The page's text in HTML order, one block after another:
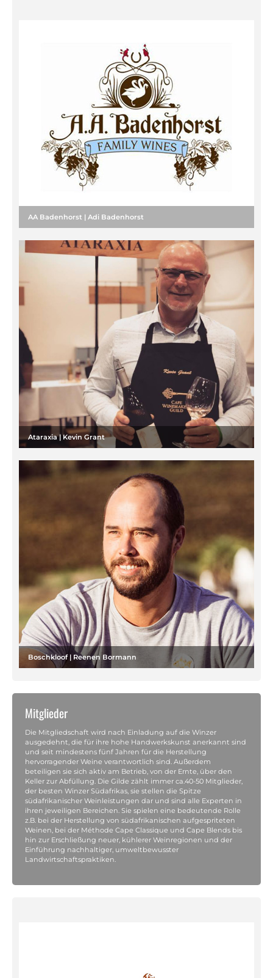
AA Badenhorst | Adi Badenhorst
Ataraxia | Kevin Grant
Boschkloof | Reenen Bormann
Mitglieder
Die Mitgliedschaft wird nach Einladung auf die Winzer
ausgedehnt, die für ihre hohe Handwerkskunst anerkannt sind
und seit mindestens fünf Jahren für die Herstellung
hervorragender Weine verantwortlich sind. Außerdem
beteiligen sie sich aktiv am Betrieb, von der Ernte, über den
Keller zur Abfüllung. Die Gilde zählt immer ca.40-50 Mitglieder,
der besten Winzer Südafrikas, sie stellen die Spitze
südafrikanischer Weinleistungen dar und sind alle Experten in
ihren jeweiligen Bereichen. Sie spielen eine bedeutende Rolle
z.B. bei der Herstellung von südafrikanischen aufgespriteten
Weinen, bei der Méthode Cape Classique und Cape Blends bis
hin zur Erschließung neuer, kühlerer Weinregionen und der
Einführung nachhaltiger, umweltbewusster
Landwirtschaftspraktiken.